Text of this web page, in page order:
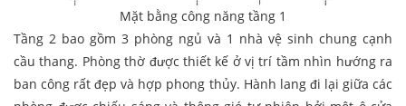
Mặt bằng công năng tầng 1
Tầng 2 bao gồm 3 phòng ngủ và 1 nhà vệ sinh chung cạnh
cầu thang. Phòng thờ được thiết kế ở vị trí tầm nhìn hướng ra
ban công rất đẹp và hợp phong thủy. Hành lang đi lại giữa các